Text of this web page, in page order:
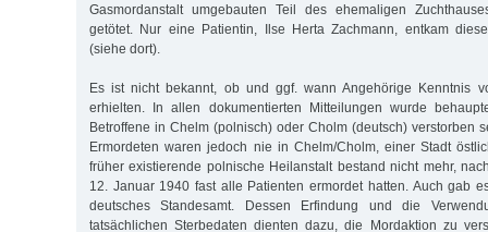
Gasmordanstalt umgebauten Teil des ehemaligen
getötet. Nur eine Patientin, Ilse Herta Zachmann, entkam
(siehe dort).
Es ist nicht bekannt, ob und ggf. wann Angehörige Kenntnis
erhielten. In allen dokumentierten Mitteilungen wurde
Betroffene in Chelm (polnisch) oder Cholm (deutsch) verstorben
Ermordeten waren jedoch nie in Chelm/Cholm, einer Stadt
früher existierende polnische Heilanstalt bestand nicht mehr,
12. Januar 1940 fast alle Patienten ermordet hatten. Auch gab
deutsches Standesamt. Dessen Erfindung und die
tatsächlichen Sterbedaten dienten dazu, die Mordaktion zu